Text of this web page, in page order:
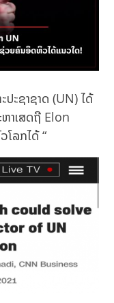
ະຊາຊາດ (UN) ໄດ້
າເສດຖີ Elon
ລກໄດ້ “